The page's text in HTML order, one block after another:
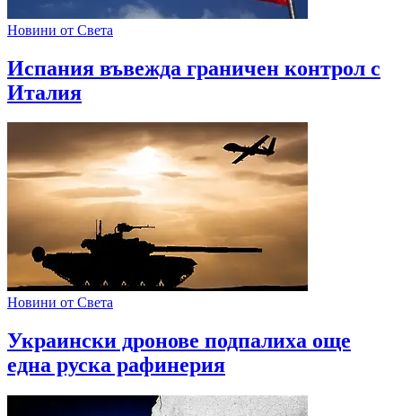
Новини от Света
Испания въвежда граничен контрол с
Италия
Новини от Света
Украински дронове подпалиха още
една руска рафинерия